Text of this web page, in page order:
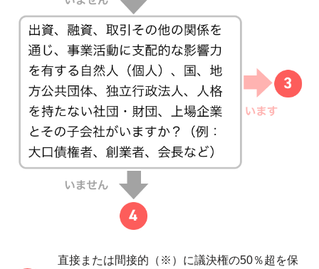
直接または間接的（※）に議決権の50％超を保